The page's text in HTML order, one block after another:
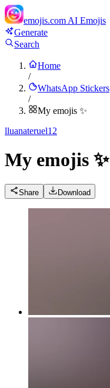
emojis.com AI Emojis
Generate
Search
Home
/
WhatsApp Stickers
/
My emojis ✨
lluanateruel12
My emojis ✨
Share Download